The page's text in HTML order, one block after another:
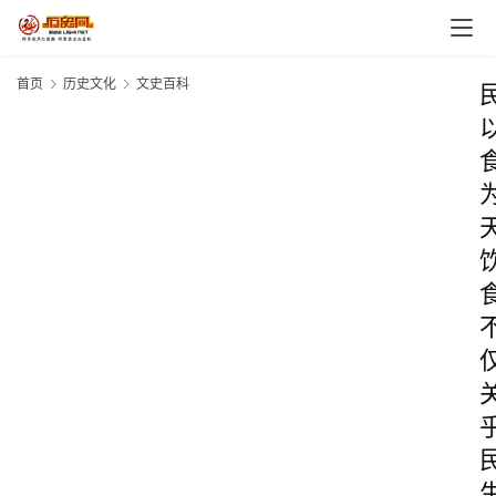
首页 历史文化 文史百科